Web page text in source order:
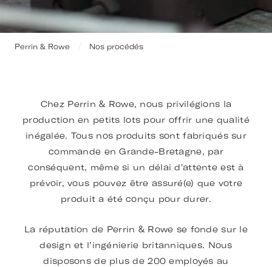
Perrin & Rowe Nos procédés
Chez Perrin & Rowe, nous privilégions la
production en petits lots pour offrir une qualité
inégalée. Tous nos produits sont fabriqués sur
commande en Grande-Bretagne, par
conséquent, même si un délai d'attente est à
prévoir, vous pouvez être assuré(e) que votre
produit a été conçu pour durer.
La réputation de Perrin & Rowe se fonde sur le
design et l’ingénierie britanniques. Nous
disposons de plus de 200 employés au